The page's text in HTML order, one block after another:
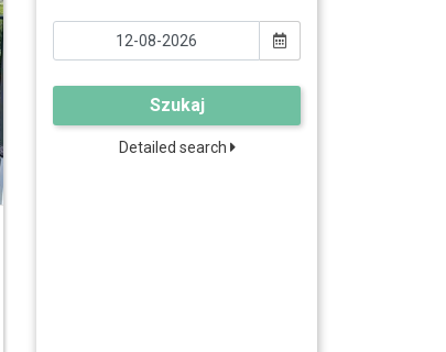
Szukaj
Detailed search